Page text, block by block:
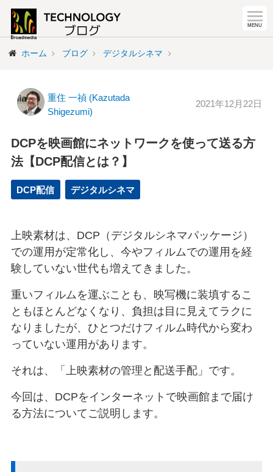
ホーム ブログ デジタルシネマ
重住 一禎 (Kazutada
Shigezumi)
2021年12月22日
DCPを映画館にネットワークを使って送る方
法【DCP配信とは？】
DCP配信 デジタルシネマ
上映素材は、DCP（デジタルシネマパッケージ）
での運用が定常化し、今やフィルムでの運用を経
験していない世代も増えてきました。
重いフィルムを運ぶことも、映写機に装填するこ
ともほとんどなくなり、負担は目に見えてラクに
なりましたが、ひとつだけフィルム時代から変わ
っていない運用があります。
それは、「上映素材の管理と配送手配」です。
今回は、DCPをインターネットで映画館まで届け
る方法についてご説明します。